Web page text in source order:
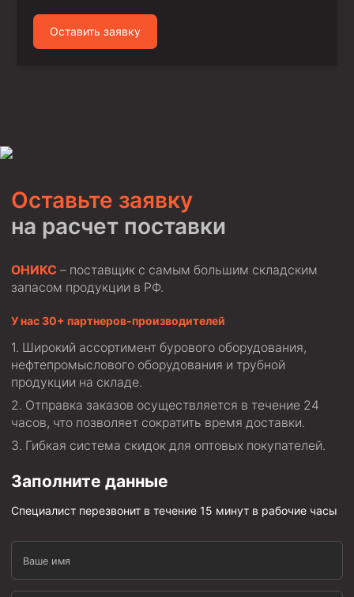
Оставить заявку
Оставьте заявку
на расчет поставки
ОНИКС – поставщик с самым большим складским
запасом продукции в РФ.
У нас 30+ партнеров-производителей
Широкий ассортимент бурового оборудования,
нефтепромыслового оборудования и трубной
продукции на складе.
Отправка заказов осуществляется в течение 24
часов, что позволяет сократить время доставки.
Гибкая система скидок для оптовых покупателей.
Заполните данные
Специалист перезвонит в течение 15 минут в рабочие часы
Ваше имя